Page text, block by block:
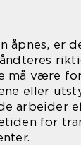
åpnes, er
må være
eller
arbeider
for